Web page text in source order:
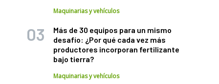
Maquinarias y vehículos
Más de 30 equipos para un mismo
desafío: ¿Por qué cada vez más
productores incorporan fertilizante
bajo tierra?
Maquinarias y vehículos